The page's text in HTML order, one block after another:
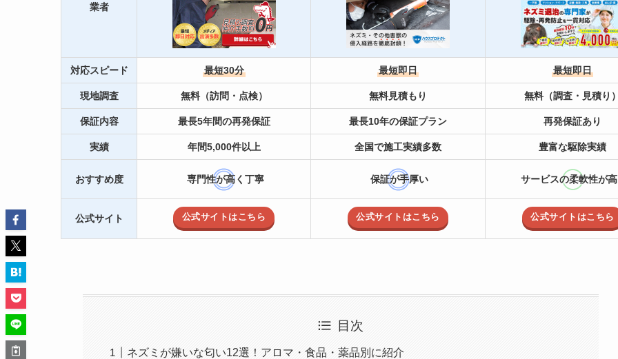
業者
対応スピード 最短30分 最短即日 最短即日
現地調査 無料（訪問・点検） 無料見積もり 無料（調査・見積り
保証内容 最長5年間の再発保証 最長10年の保証プラン 再発保証あり
実績 年間5,000件以上 全国で施工実績多数 豊富な駆除実績
おすすめ度 専門性が高く丁寧 保証が手厚い サービスの柔軟性が
公式サイト 公式サイトはこちら 公式サイトはこちら 公式サイトはこちら
目次
ネズミが嫌いな匂い12選！アロマ・食品・薬品別に紹介